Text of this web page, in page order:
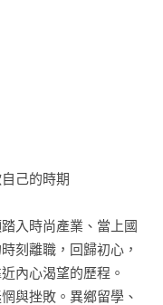
己的時期
入時尚產業、當上國
刻離職，回歸初心，
內心渴望的歷程。
與挫敗。異鄉留學、